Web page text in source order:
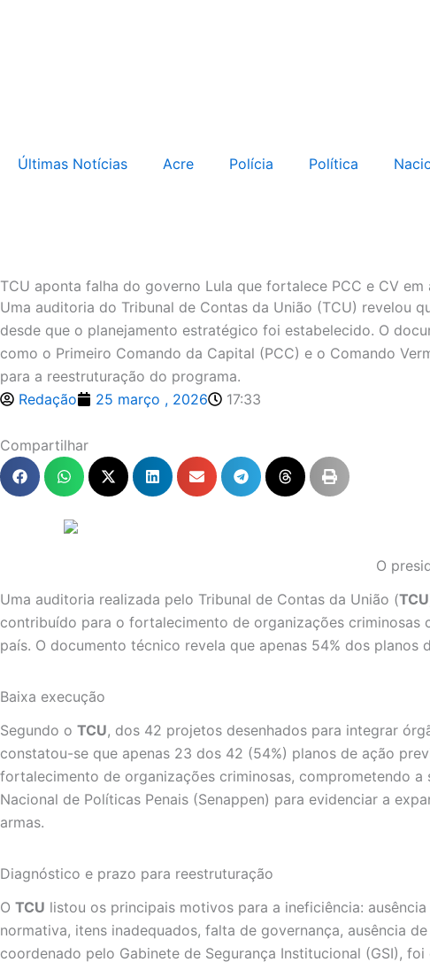
Últimas Notícias Acre Polícia Política
TCU aponta falha do governo Lula que fortalece PCC e CV
Uma auditoria do Tribunal de Contas da União (TCU) revelou
desde que o planejamento estratégico foi estabelecido. O
como o Primeiro Comando da Capital (PCC) e o Comando
para a reestruturação do programa.
Redação
25 março , 2026 17:33
Compartilhar
O
Uma auditoria realizada pelo Tribunal de Contas da União (TCU
contribuído para o fortalecimento de organizações criminosas
país. O documento técnico revela que apenas 54% dos
Baixa execução
Segundo o TCU, dos 42 projetos desenhados para integrar
constatou-se que apenas 23 dos 42 (54%) planos de ação
fortalecimento de organizações criminosas, comprometendo
Nacional de Políticas Penais (Senappen) para evidenciar a
armas.
Diagnóstico e prazo para reestruturação
O TCU listou os principais motivos para a ineficiência:
normativa, itens inadequados, falta de governança, ausência
coordenado pelo Gabinete de Segurança Institucional (GSI),